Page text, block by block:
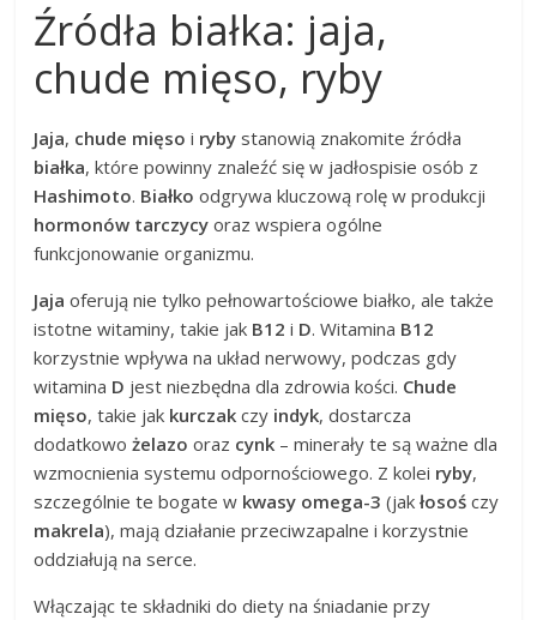
Źródła białka: jaja,
chude mięso, ryby
Jaja, chude mięso i ryby stanowią znakomite źródła
białka, które powinny znaleźć się w jadłospisie osób z
Hashimoto. Białko odgrywa kluczową rolę w produkcji
hormonów tarczycy oraz wspiera ogólne
funkcjonowanie organizmu.
Jaja oferują nie tylko pełnowartościowe białko, ale także
istotne witaminy, takie jak B12 i D. Witamina B12
korzystnie wpływa na układ nerwowy, podczas gdy
witamina D jest niezbędna dla zdrowia kości. Chude
mięso, takie jak kurczak czy indyk, dostarcza
dodatkowożelazo oraz cynk – minerały te są ważne dla
wzmocnienia systemu odpornościowego. Z kolei ryby,
szczególnie te bogate w kwasy omega-3 (jakłosoś czy
makrela), mają działanie przeciwzapalne i korzystnie
oddziałują na serce.
Włączając te składniki do diety na śniadanie przy